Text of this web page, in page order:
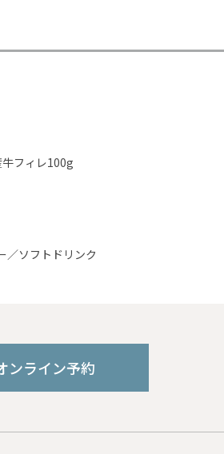
フィレ100g
／ソフトドリンク
ンライン予約